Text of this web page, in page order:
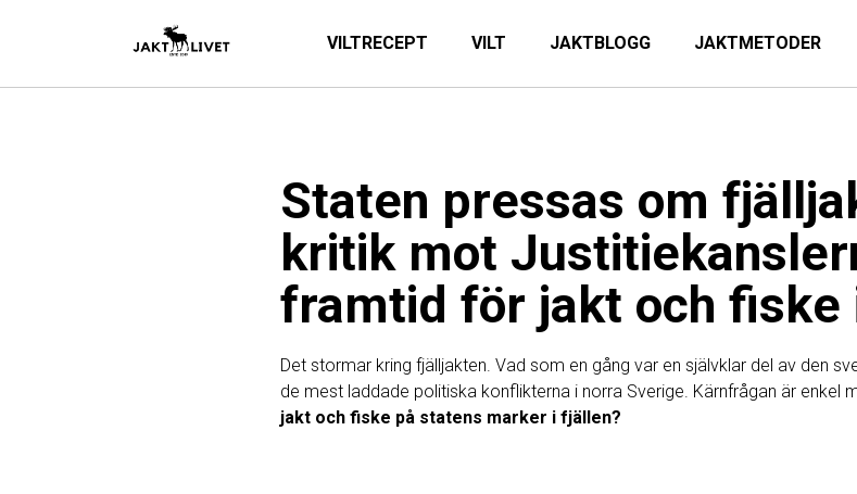
VILTRECEPT VILT JAKTBLOGG JAKTMETODER
Staten pressas om
kritik mot
framtid för jakt och fiske
Det stormar kring fjälljakten. Vad som en gång var en självklar del av den
de mest laddade politiska konflikterna i norra Sverige. Kärnfrågan är enkel
jakt och fiske på statens marker i fjällen?